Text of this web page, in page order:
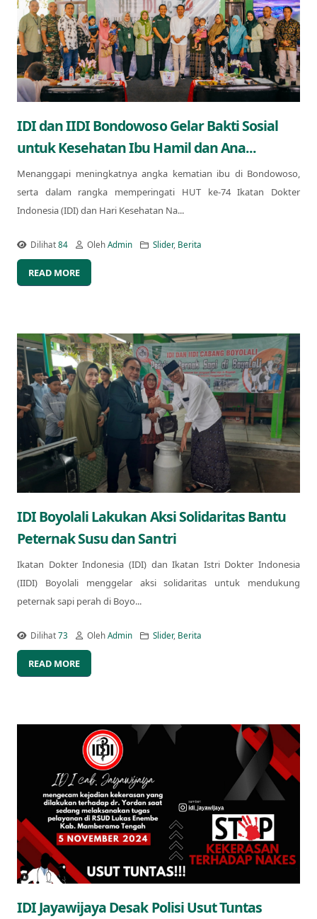
IDI dan IIDI Bondowoso Gelar Bakti Sosial
untuk Kesehatan Ibu Hamil dan Ana...
Menanggapi meningkatnya angka kematian ibu di Bondowoso,
serta dalam rangka memperingati HUT ke-74 Ikatan Dokter
Indonesia (IDI) dan Hari Kesehatan Na...
Dilihat84 OlehAdmin Slider, Berita
READ MORE
IDI Boyolali Lakukan Aksi Solidaritas Bantu
Peternak Susu dan Santri
Ikatan Dokter Indonesia (IDI) dan Ikatan Istri Dokter Indonesia
(IIDI) Boyolali menggelar aksi solidaritas untuk mendukung
peternak sapi perah di Boyo...
Dilihat73 OlehAdmin Slider, Berita
READ MORE
IDI Jayawijaya Desak Polisi Usut Tuntas